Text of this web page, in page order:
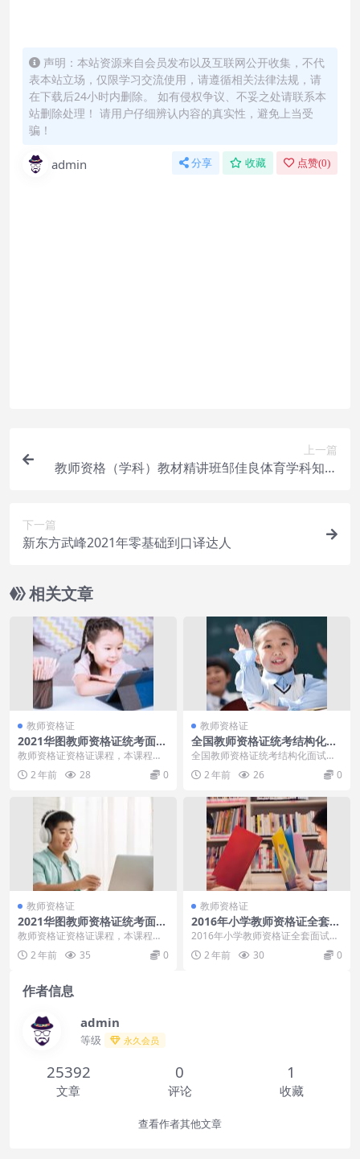
声明：本站资源来自会员发布以及互联网公开收集，不代
表本站立场，仅限学习交流使用，请遵循相关法律法规，请
在下载后24小时内删除。 如有侵权争议、不妥之处请联系本
站删除处理！ 请用户仔细辨认内容的真实性，避免上当受
骗！
admin 分享 收藏 点赞(0)
上一篇
教师资格（学科）教材精讲班邹佳良体育学科知识
下一篇
新东方武峰2021年零基础到口译达人
相关文章
教师资格证
2021华图教师资格证统考面试
政治-贺亚林试讲提升班
教师资格证资格证课程，本课程共3
57.29M，VIP会员可通过百度网盘
转存下载或...
2 年前 28 0
教师资格证
全国教师资格证统考结构化面
试课程-刘运龙-共8讲
全国教师资格证统考结构化面试课
程-刘运龙-共8讲[百度云网盘] 结构
化答题并不难...
2 年前 26 0
教师资格证
2021华图教师资格证统考面试
孙珊珊小学数学试讲范例
教师资格证资格证课程，本课程共3
42.78M，VIP会员可通过百度网盘
转存下载或...
2 年前 35 0
教师资格证
2016年小学教师资格证全套面
试教程免费下载[百度网盘下
载]
2016年小学教师资格证全套面试教
程免费下载[百度网盘下载] 教师资
格证2 年前 30 0
作者信息
admin
等级 永久会员
25392
文章
0
评论
1
收藏
查看作者其他文章